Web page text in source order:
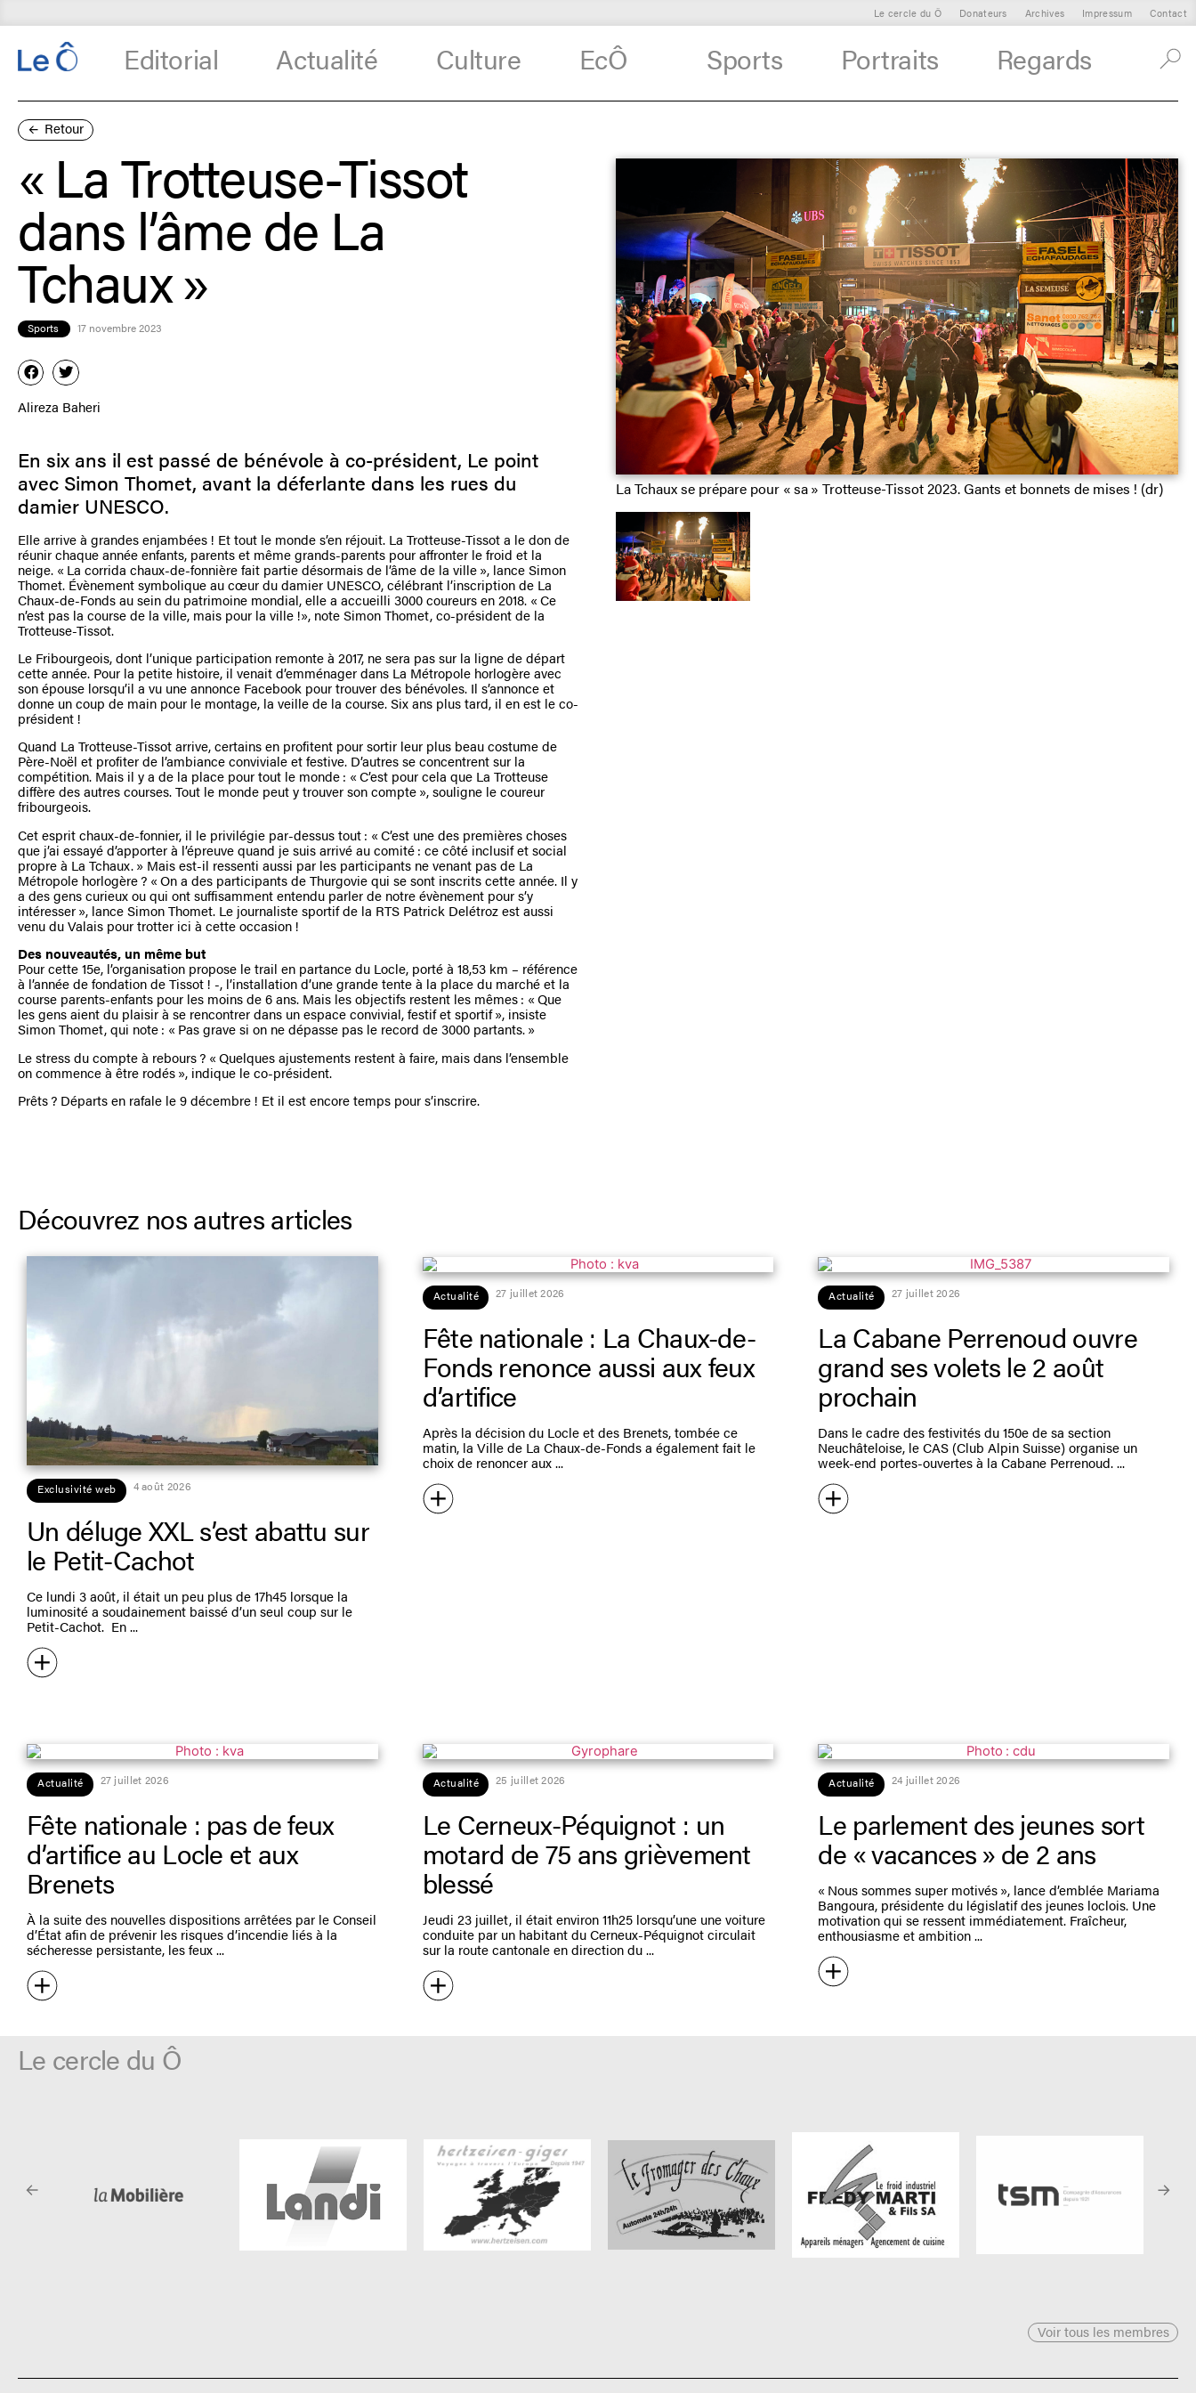
Le cercle du Ô Donateurs Archives Impressum Contact
Editorial Actualité Culture EcÔ Sports Portraits Regards
Retour
« La Trotteuse-Tissot
dans l’âme de La
Tchaux »
Sports 17 novembre 2023
Alireza Baheri
En six ans il est passé de bénévole à co-président, Le point
avec Simon Thomet, avant la déferlante dans les rues du
damier UNESCO.
Elle arrive à grandes enjambées ! Et tout le monde s’en réjouit. La Trotteuse-Tissot a le don de
réunir chaque année enfants, parents et même grands-parents pour affronter le froid et la
neige. « La corrida chaux-de-fonnière fait partie désormais de l’âme de la ville », lance Simon
Thomet. Évènement symbolique au cœur du damier UNESCO, célébrant l’inscription de La
Chaux-de-Fonds au sein du patrimoine mondial, elle a accueilli 3000 coureurs en 2018. « Ce
n’est pas la course de la ville, mais pour la ville !», note Simon Thomet, co-président de la
Trotteuse-Tissot.
Le Fribourgeois, dont l’unique participation remonte à 2017, ne sera pas sur la ligne de départ
cette année. Pour la petite histoire, il venait d’emménager dans La Métropole horlogère avec
son épouse lorsqu’il a vu une annonce Facebook pour trouver des bénévoles. Il s’annonce et
donne un coup de main pour le montage, la veille de la course. Six ans plus tard, il en est le co-
président !
Quand La Trotteuse-Tissot arrive, certains en profitent pour sortir leur plus beau costume de
Père-Noël et profiter de l’ambiance conviviale et festive. D’autres se concentrent sur la
compétition. Mais il y a de la place pour tout le monde : « C’est pour cela que La Trotteuse
diffère des autres courses. Tout le monde peut y trouver son compte », souligne le coureur
fribourgeois.
Cet esprit chaux-de-fonnier, il le privilégie par-dessus tout : « C’est une des premières choses
que j’ai essayé d’apporter à l’épreuve quand je suis arrivé au comité : ce côté inclusif et social
propre à La Tchaux. » Mais est-il ressenti aussi par les participants ne venant pas de La
Métropole horlogère ? « On a des participants de Thurgovie qui se sont inscrits cette année. Il y
a des gens curieux ou qui ont suffisamment entendu parler de notre évènement pour s’y
intéresser », lance Simon Thomet. Le journaliste sportif de la RTS Patrick Delétroz est aussi
venu du Valais pour trotter ici à cette occasion !
Des nouveautés, un même but
Pour cette 15e, l’organisation propose le trail en partance du Locle, porté à 18,53 km – référence
à l’année de fondation de Tissot ! -, l’installation d’une grande tente à la place du marché et la
course parents-enfants pour les moins de 6 ans. Mais les objectifs restent les mêmes : « Que
les gens aient du plaisir à se rencontrer dans un espace convivial, festif et sportif », insiste
Simon Thomet, qui note : « Pas grave si on ne dépasse pas le record de 3000 partants. »
Le stress du compte à rebours ? « Quelques ajustements restent à faire, mais dans l’ensemble
on commence à être rodés », indique le co-président.
Prêts ? Départs en rafale le 9 décembre ! Et il est encore temps pour s’inscrire.
La Tchaux se prépare pour « sa » Trotteuse-Tissot 2023. Gants et bonnets de mises ! (dr)
Découvrez nos autres articles
Exclusivité web 4 août 2026
Un déluge XXL s’est abattu sur
le Petit-Cachot
Ce lundi 3 août, il était un peu plus de 17h45 lorsque la
luminosité a soudainement baissé d’un seul coup sur le
Petit-Cachot. En
Actualité 27 juillet 2026
Fête nationale : La Chaux-de-
Fonds renonce aussi aux feux
d’artifice
Après la décision du Locle et des Brenets, tombée ce
matin, la Ville de La Chaux-de-Fonds a également fait le
choix de renoncer aux
Actualité 27 juillet 2026
La Cabane Perrenoud ouvre
grand ses volets le 2 août
prochain
Dans le cadre des festivités du 150e de sa section
Neuchâteloise, le CAS (Club Alpin Suisse) organise un
week-end portes-ouvertes à la Cabane Perrenoud.
Actualité 27 juillet 2026
Fête nationale : pas de feux
d’artifice au Locle et aux
Brenets
À la suite des nouvelles dispositions arrêtées par le Conseil
d’État afin de prévenir les risques d’incendie liés à la
sécheresse persistante, les feux
Actualité 25 juillet 2026
Le Cerneux-Péquignot : un
motard de 75 ans grièvement
blessé
Jeudi 23 juillet, il était environ 11h25 lorsqu’une une voiture
conduite par un habitant du Cerneux-Péquignot circulait
sur la route cantonale en direction du
Actualité 24 juillet 2026
Le parlement des jeunes sort
de « vacances » de 2 ans
« Nous sommes super motivés », lance d’emblée Mariama
Bangoura, présidente du législatif des jeunes loclois. Une
motivation qui se ressent immédiatement. Fraîcheur,
enthousiasme et ambition
Le cercle du Ô
Voir tous les membres